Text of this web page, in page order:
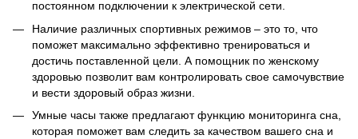
постоянном подключении к электрической сети.
Наличие различных спортивных режимов – это то, что
поможет максимально эффективно тренироваться и
достичь поставленной цели. А помощник по женскому
здоровью позволит вам контролировать свое самочувствие
и вести здоровый образ жизни.
Умные часы также предлагают функцию мониторинга сна,
которая поможет вам следить за качеством вашего сна и